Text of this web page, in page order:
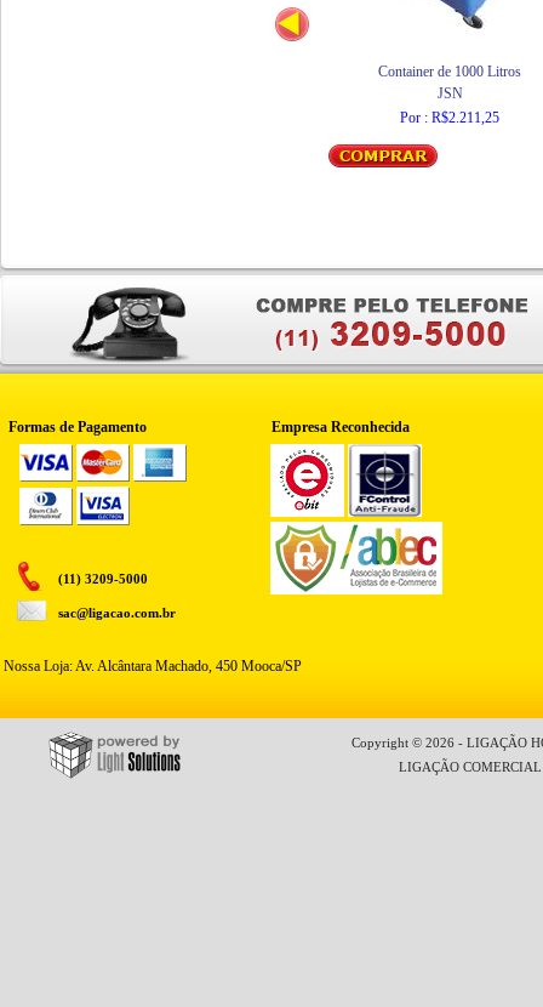
Container de 1000 Litros
JSN
Por : R$2.211,25
Formas de Pagamento Empresa Reconhecida
(11) 3209-5000
sac@ligacao.com.br
Nossa Loja: Av. Alcântara Machado, 450 Mooca/SP
Copyright © 2026 - LIGAÇÃO
LIGAÇÃO